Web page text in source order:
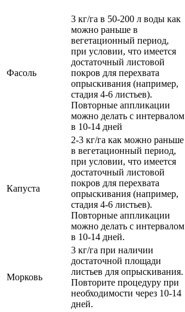
Фасоль
3 кг/га в 50-200 л воды как
можно раньше в
вегетационный период,
при условии, что имеется
достаточный листовой
покров для перехвата
опрыскивания (например,
стадия 4-6 листьев).
Повторные аппликации
можно делать с интервалом
в 10-14 дней
Капуста
2-3 кг/га как можно раньше
в вегетационный период,
при условии, что имеется
достаточный листовой
покров для перехвата
опрыскивания (например,
стадия 4-6 листьев).
Повторные аппликации
можно делать с интервалом
в 10-14 дней.
Морковь
3 кг/га при наличии
достаточной площади
листьев для опрыскивания.
Повторите процедуру при
необходимости через 10-14
дней.